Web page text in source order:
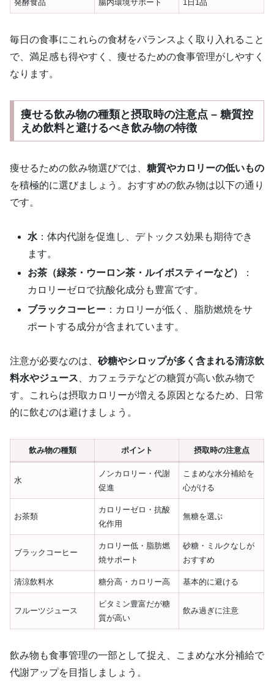
発酵食品 腸内環境サポート 1日1品
毎日の食事にこれらの食材をバランスよく取り入れること
で、満足感も得やすく、痩せるための食事管理がしやすく
なります。
痩せる飲み物の種類と摂取時の注意点 – 糖質控
えめ飲料と避けるべき飲み物の特徴
痩せるための飲み物選びでは、 糖質やカロリーの低いもの
を積極的に選びましょう。おすすめの飲み物は以下の通り
です。
水 ：体内代謝を促進し、デトックス効果も期待でき
ます。
お茶（緑茶・ウーロン茶・ルイボスティーなど）
：
カロリーゼロで抗酸化成分も豊富です。
ブラックコーヒー ：カロリーが低く、脂肪燃焼をサ
ポートする成分が含まれています。
注意が必要なのは、 砂糖やシロップが多く含まれる清涼飲
料水やジュース、カフェラテなどの糖質が高い飲み物で
す。これらは摂取カロリーが増える原因となるため、日常
的に飲むのは避けましょう。
飲み物の種類 ポイント 摂取時の注意点
水
ノンカロリー・代謝
促進
こまめな水分補給を
心がける
お茶類
カロリーゼロ・抗酸
化作用
無糖を選ぶ
ブラックコーヒー
カロリー低・脂肪燃
焼サポート
砂糖・ミルクなしが
おすすめ
清涼飲料水 糖分高・カロリー高 基本的に避ける
フルーツジュース
ビタミン豊富だが糖
質が高い
飲み過ぎに注意
飲み物も食事管理の一部として捉え、こまめな水分補給で
代謝アップを目指しましょう。